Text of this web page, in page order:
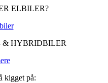
ELBILER?
& HYBRIDBILER
kigget på: